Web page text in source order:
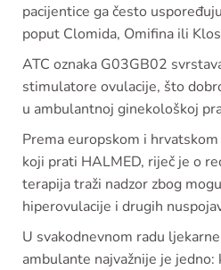
pacijentice ga često
poput Clomida, Omifina ili
ATC oznaka G03GB02
stimulatore ovulacije, što
u ambulantnoj ginekološkoj
Prema europskom i
koji prati HALMED, riječ je o
terapija traži nadzor zbog
hiperovulacije i drugih
U svakodnevnom radu
ambulante najvažnije je